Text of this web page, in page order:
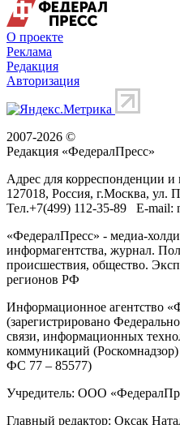
О проекте
Реклама
Редакция
Авторизация
2007-2026 ©
Редакция «ФедералПресс»
Адрес для корреспонденции и
127018, Россия, г.Москва, ул.
Тел.+7(499) 112-35-89 E-mail:
«ФедералПресс» - медиа-
информагентства, журнал.
происшествия, общество.
регионов РФ
Информационное агентство
(зарегистрировано
связи, информационных
коммуникаций
ФС 77 – 85577)
Учредитель: ООО
Главный редактор: Оксак